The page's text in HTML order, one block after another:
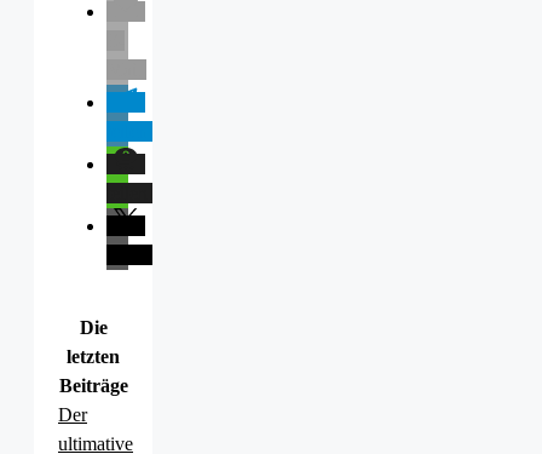
Die
letzten
Beiträge
Der
ultimative